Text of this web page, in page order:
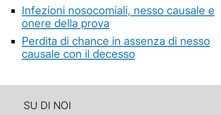
Infezioni nosocomiali, nesso causale e
onere della prova
Perdita di chance in assenza di nesso
causale con il decesso
SU DI NOI